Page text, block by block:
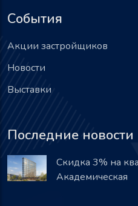
События
Акции застройщиков
Новости
Выставки
Последние новости
Скидка 3% на
Академическая